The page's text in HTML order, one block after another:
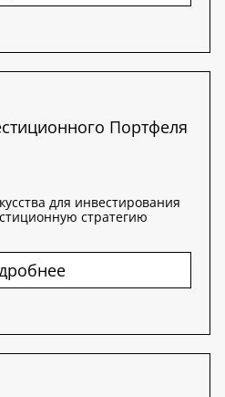
Портфеля
для инвестирования
стратегию